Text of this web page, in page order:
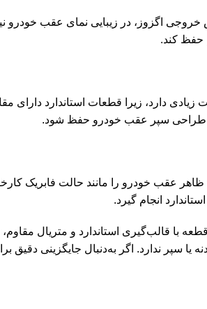
حفظ کند.
زیادی دارد، زیرا قطعات استاندارد
طراحی سپر عقب خودرو حفظ شود.
ظاهر عقب خودرو را مانند حالت فابریک
انجام گیرد.
بالا است. این قطعه با قالب‌گیری استاندارد
ندارد. اگر به‌دنبال جایگزینی دقیق